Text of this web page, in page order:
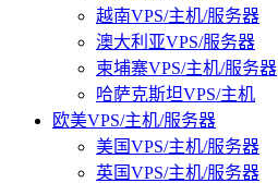
越南VPS/主机/服务器
澳大利亚VPS/服务器
柬埔寨VPS/主机/服务器
哈萨克斯坦VPS/主机
欧美VPS/主机/服务器
美国VPS/主机/服务器
英国VPS/主机/服务器